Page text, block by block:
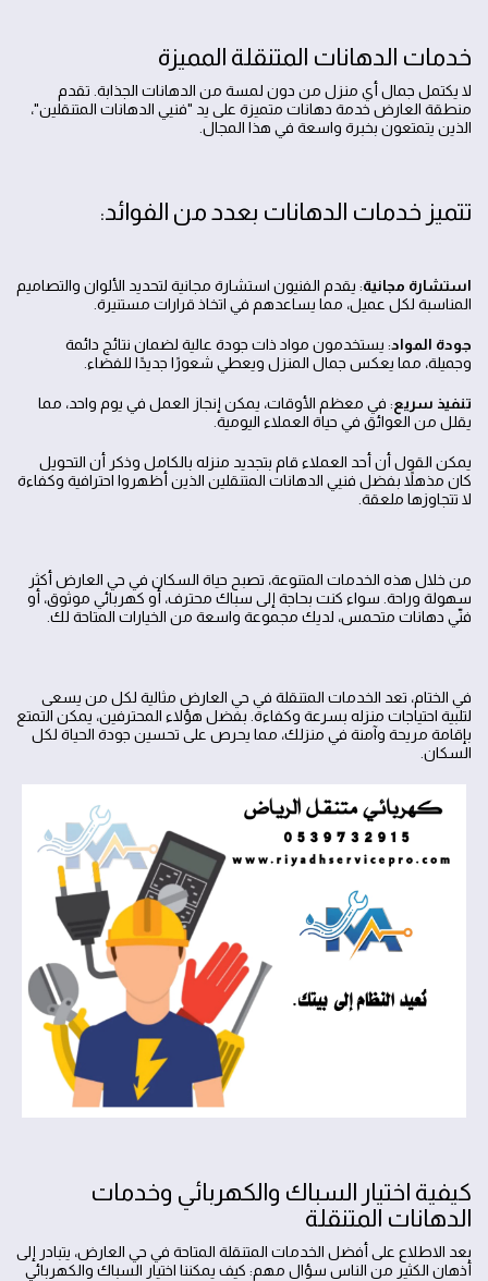
خدمات الدهانات المتنقلة المميزة
لا يكتمل جمال أي منزل من دون لمسة من الدهانات الجذابة. تقدم
منطقة العارض خدمة دهانات متميزة على يد "فنيي الدهانات المتنقلين"،
الذين يتمتعون بخبرة واسعة في هذا المجال.
تتميز خدمات الدهانات بعدد من الفوائد:
استشارة مجانية: يقدم الفنيون استشارة مجانية لتحديد الألوان والتصاميم
المناسبة لكل عميل، مما يساعدهم في اتخاذ قرارات مستنيرة.
جودة المواد: يستخدمون مواد ذات جودة عالية لضمان نتائج دائمة
وجميلة، مما يعكس جمال المنزل ويعطي شعورًا جديدًا للفضاء.
تنفيذ سريع: في معظم الأوقات، يمكن إنجاز العمل في يوم واحد، مما
يقلل من العوائق في حياة العملاء اليومية.
يمكن القول أن أحد العملاء قام بتجديد منزله بالكامل وذكر أن التحويل
كان مذهلاً بفضل فنيي الدهانات المتنقلين الذين أظهروا احترافية وكفاءة
لا تتجاوزها ملعقة.
من خلال هذه الخدمات المتنوعة، تصبح حياة السكان في حي العارض أكثر
سهولة وراحة. سواء كنت بحاجة إلى سباك محترف، أو كهربائي موثوق، أو
فنّي دهانات متحمس، لديك مجموعة واسعة من الخيارات المتاحة لك.
في الختام، تعد الخدمات المتنقلة في حي العارض مثالية لكل من يسعى
لتلبية احتياجات منزله بسرعة وكفاءة. بفضل هؤلاء المحترفين، يمكن التمتع
بإقامة مريحة وآمنة في منزلك، مما يحرص على تحسين جودة الحياة لكل
السكان.
كيفية اختيار السباك والكهربائي وخدمات
الدهانات المتنقلة
بعد الاطلاع على أفضل الخدمات المتنقلة المتاحة في حي العارض، يتبادر إلى
أذهان الكثير من الناس سؤال مهم: كيف يمكننا اختيار السباك والكهربائي